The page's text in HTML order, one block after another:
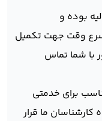
بوده و
وقت جهت تکمیل
با شما تماس
برای خدمتی
کارشناسان ما قرار